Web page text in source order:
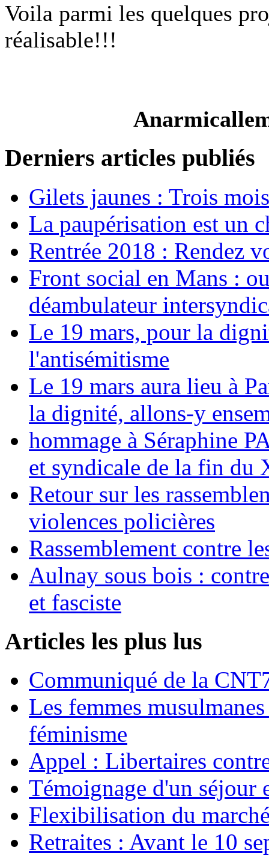
Voila parmi les quelques
réalisable!!!
Derniers articles publiés
Gilets jaunes : Trois
La paupérisation est un
Rentrée 2018 : Rendez
Front social en Mans :
déambulateur
Le 19 mars, pour la
l'antisémitisme
Le 19 mars aura lieu à
la dignité, allons-y
hommage à Séraphine
et syndicale de la fin du
Retour sur les
violences policières
Rassemblement contre
Aulnay sous bois :
et fasciste
Articles les plus lus
Communiqué de la
Les femmes
féminisme
Appel : Libertaires
Témoignage d'un séjour
Flexibilisation du
Retraites : Avant le 10